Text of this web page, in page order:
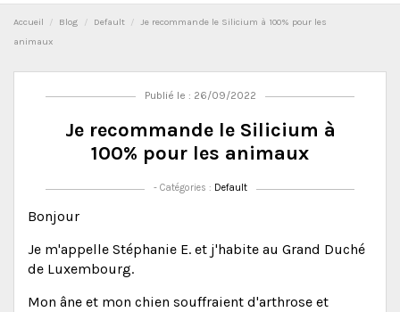
Accueil Blog Default
Je recommande le Silicium à 100% pour les
animaux
Publié le : 26/09/2022
Je recommande le Silicium à
100% pour les animaux
- Catégories : Default
Bonjour
Je m'appelle Stéphanie E. et j'habite au Grand Duché
de Luxembourg.
Mon âne et mon chien souffraient d'arthrose et